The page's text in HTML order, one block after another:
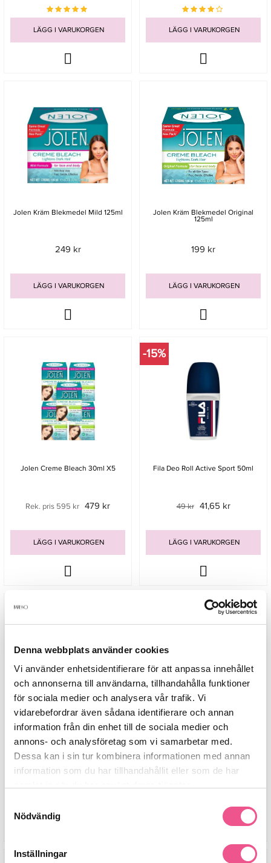
Denna webbplats använder cookies
Vi använder enhetsidentifierare för att anpassa innehållet
och annonserna till användarna, tillhandahålla funktioner
för sociala medier och analysera vår trafik. Vi
vidarebefordrar även sådana identifierare och annan
information från din enhet till de sociala medier och
annons- och analysföretag som vi samarbetar med.
Dessa kan i sin tur kombinera informationen med annan
information som du har tillhandahållit eller som de har
Nödvändig
Inställningar
LÄGG I VARUKORGEN LÄGG I VARUKORGEN
Jolen Kräm Blekmedel Mild 125ml
249 kr
LÄGG I VARUKORGEN
Jolen Kräm Blekmedel Original
125ml
199 kr
LÄGG I VARUKORGEN
Jolen Creme Bleach 30ml X5
Rek. pris 595 kr 479 kr
LÄGG I VARUKORGEN
-15%
Fila Deo Roll Active Sport 50ml
49 kr 41,65 kr
LÄGG I VARUKORGEN
Faceimage Kinesiology Face Tape
Regular Skin 25mm
179 kr
Fila Deo Spray Long Lasting Active
150 Ml
49 kr 41,65 kr